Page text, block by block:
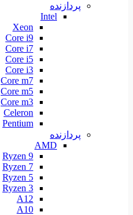
پردازنده
Intel
Xeon
Core i9
Core i7
Core i5
Core i3
Core m7
Core m5
Core m3
Celeron
Pentium
پردازنده
AMD
Ryzen 9
Ryzen 7
Ryzen 5
Ryzen 3
A12
A10